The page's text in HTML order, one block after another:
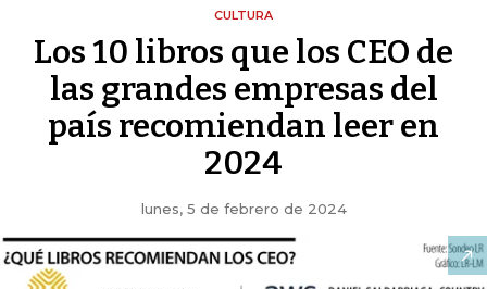
CULTURA
Los 10 libros que los CEO de
las grandes empresas del
país recomiendan leer en
2024
lunes, 5 de febrero de 2024